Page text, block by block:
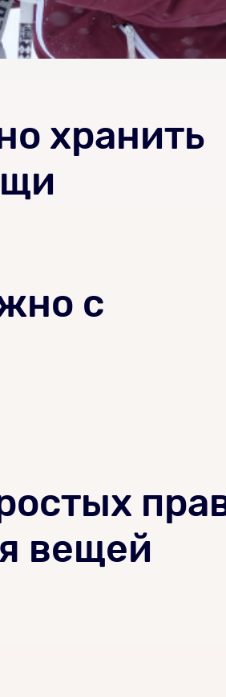
хранить
с
вещей